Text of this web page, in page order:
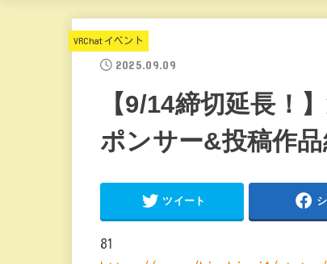
VRChatイベント
2025.09.09
【9/14締切延長！
ポンサー&投稿作品
ツイート
81